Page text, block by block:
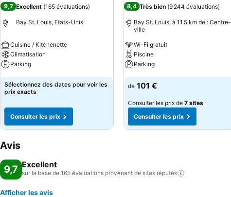
9,7 Excellent (165 évaluations)
Bay St. Louis, Etats-Unis
Cuisine / Kitchenette
Climatisation
Parking
Consulter les prix
Sélectionnez des dates pour voir les
prix exacts
Consulter les prix
8,4 Très bien (9 244 évaluations)
Bay St. Louis, à 11.5 km de : Centre-
ville
Wi-Fi gratuit
Piscine
Parking
Consulter les prix
de 101 €
Consulter les prix de 7 sites
Consulter les prix
Avis
9,7 Excellent
sur la base de 165 évaluations provenant de sites réputés
Afficher les avis